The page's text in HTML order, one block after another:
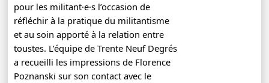
pour les militant·e·s l’occasion de
réfléchir à la pratique du militantisme
et au soin apporté à la relation entre
toustes. L’équipe de Trente Neuf Degrés
a recueilli les impressions de Florence
Poznanski sur son contact avec le